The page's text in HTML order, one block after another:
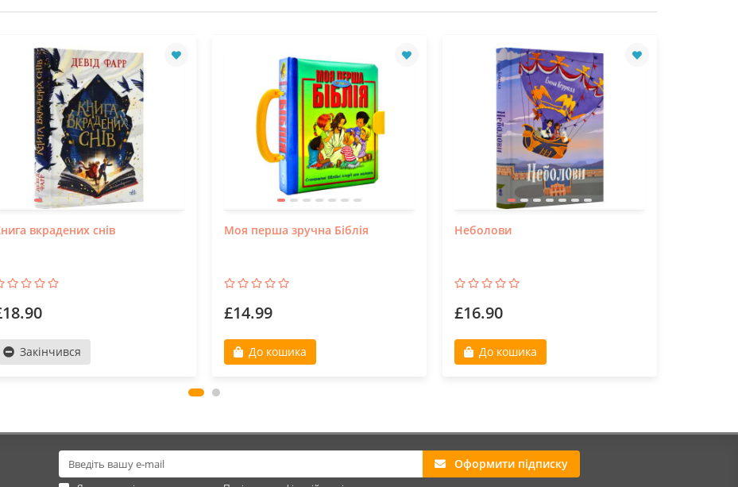
вкрадених снів
Закінчився
Моя перша зручна Біблія
£14.99
До кошика
Неболови
£16.90
До кошика
Оформити підписку